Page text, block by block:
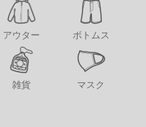
アウター ボトムス
雑貨 マスク